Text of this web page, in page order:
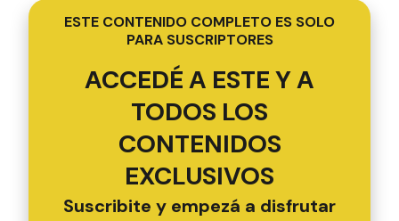
ESTE CONTENIDO COMPLETO ES SOLO
PARA SUSCRIPTORES
ACCEDÉ A ESTE Y A
TODOS LOS
CONTENIDOS
EXCLUSIVOS
Suscribite y empezá a disfrutar